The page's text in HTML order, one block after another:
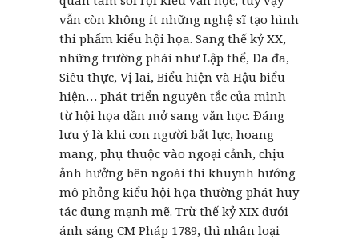
vẫn còn không ít những nghệ sĩ tạo hình
thi phẩm kiểu hội họa. Sang thế kỷ XX,
những trường phái như Lập thể, Đa đa,
Siêu thực, Vị lai, Biểu hiện và Hậu biểu
hiện… phát triển nguyên tắc của mình
từ hội họa dần mở sang văn học. Đáng
lưu ý là khi con người bất lực, hoang
mang, phụ thuộc vào ngoại cảnh, chịu
ảnh hưởng bên ngoài thì khuynh hướng
mô phỏng kiểu hội họa thường phát huy
tác dụng mạnh mẽ. Trừ thế kỷ XIX dưới
ánh sáng CM Pháp 1789, thì nhân loại